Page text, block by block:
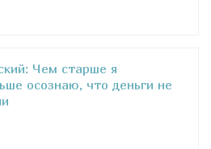
Чем старше я
осознаю, что деньги не